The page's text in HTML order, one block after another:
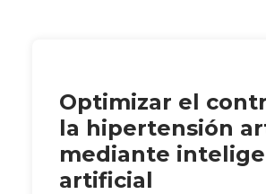
Optimizar el
la hipertensión
mediante
artificial